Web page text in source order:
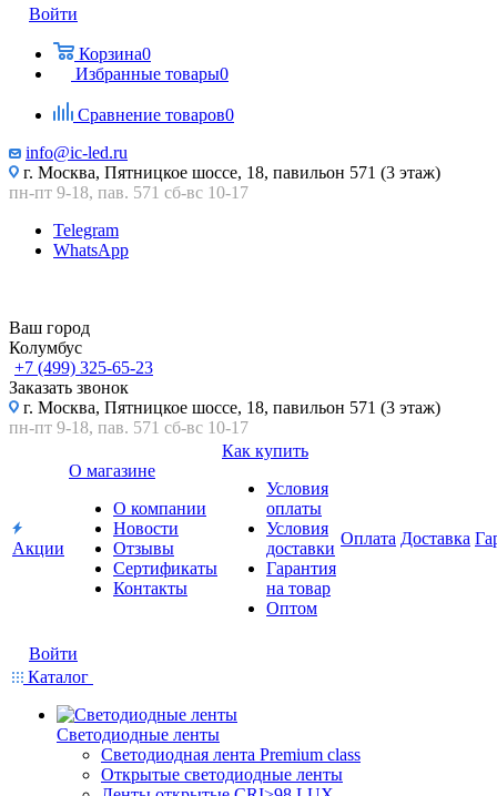
Войти
Корзина0
Избранные товары0
Сравнение товаров0
info@ic-led.ru
г. Москва, Пятницкое шоссе, 18, павильон 571 (3 этаж)
пн-пт 9-18, пав. 571 сб-вс 10-17
Telegram
WhatsApp
Ваш город
Колумбус
+7 (499) 325-65-23
Заказать звонок
г. Москва, Пятницкое шоссе, 18, павильон 571 (3 этаж)
пн-пт 9-18, пав. 571 сб-вс 10-17
Акции
О магазине
О компании
Новости
Отзывы
Сертификаты
Контакты
Как купить
Условия
оплаты
Условия
доставки
Гарантия
на товар
Оптом
Оплата Доставка
Войти
Каталог
Светодиодные ленты
Светодиодная лента Premium class
Открытые светодиодные ленты